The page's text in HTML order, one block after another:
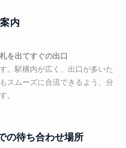
内
を出てすぐの出口
。駅構内が広く、出口が多いた
スムーズに合流できるよう、分
。
の待ち合わせ場所